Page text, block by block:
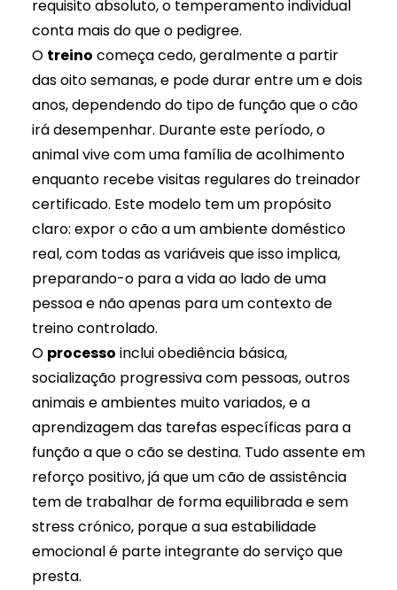
requisito absoluto, o temperamento individual
conta mais do que o pedigree.
O treino começa cedo, geralmente a partir
das oito semanas, e pode durar entre um e dois
anos, dependendo do tipo de função que o cão
irá desempenhar. Durante este período, o
animal vive com uma família de acolhimento
enquanto recebe visitas regulares do treinador
certificado. Este modelo tem um propósito
claro: expor o cão a um ambiente doméstico
real, com todas as variáveis que isso implica,
preparando-o para a vida ao lado de uma
pessoa e não apenas para um contexto de
treino controlado.
O processo inclui obediência básica,
socialização progressivacom pessoas, outros
animais e ambientes muito variados, e a
aprendizagem das tarefas específicas para a
função a que o cão se destina. Tudo assente em
reforço positivo, já que um cão de assistência
tem de trabalhar de forma equilibrada e sem
stress crónico, porque a sua estabilidade
emocional é parte integrante do serviço que
presta.